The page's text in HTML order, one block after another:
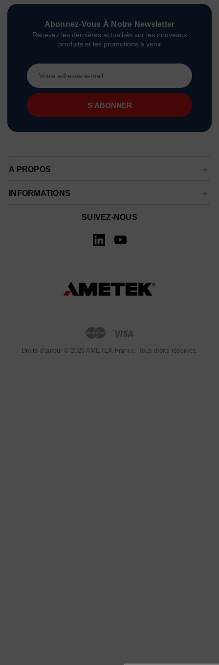
Abonnez-Vous À Notre Newsletter
Recevez les dernières actualités sur les nouveaux
produits et les promotions à venir
Adresse
e-
mail
A PROPOS
INFORMATIONS
SUIVEZ-NOUS
Droits d'auteur © 2026 AMETEK France. Tous droits réservés.